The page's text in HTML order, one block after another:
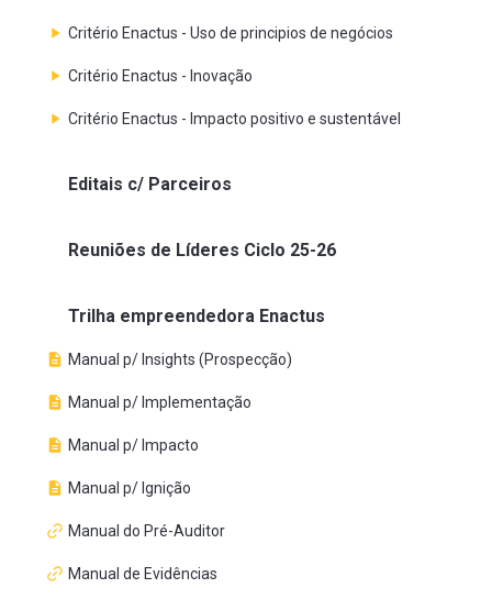
Critério Enactus - Uso de principios de negócios
Critério Enactus - Inovação
Critério Enactus - Impacto positivo e sustentável
Editais c/ Parceiros
Reuniões de Líderes Ciclo 25-26
Trilha empreendedora Enactus
Manual p/ Insights (Prospecção)
Manual p/ Implementação
Manual p/ Impacto
Manual p/ Ignição
Manual do Pré-Auditor
Manual de Evidências